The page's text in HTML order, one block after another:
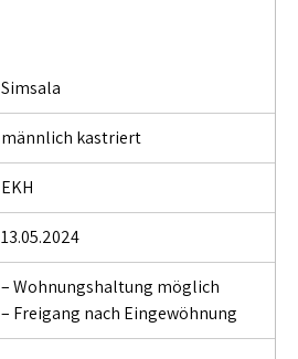
Simsala
männlich kastriert
EKH
13.05.2024
– Wohnungshaltung möglich
– Freigang nach Eingewöhnung